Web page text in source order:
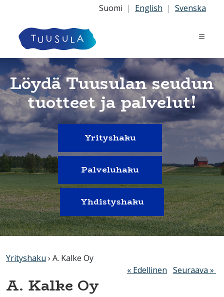
Suomi | English | Svenska
Löydä Tuusulan seudun
tuotteet ja palvelut!
Yrityshaku
Palveluhaku
Yhdistyshaku
Yrityshaku › A. Kalke Oy
« Edellinen Seuraava »
A. Kalke Oy